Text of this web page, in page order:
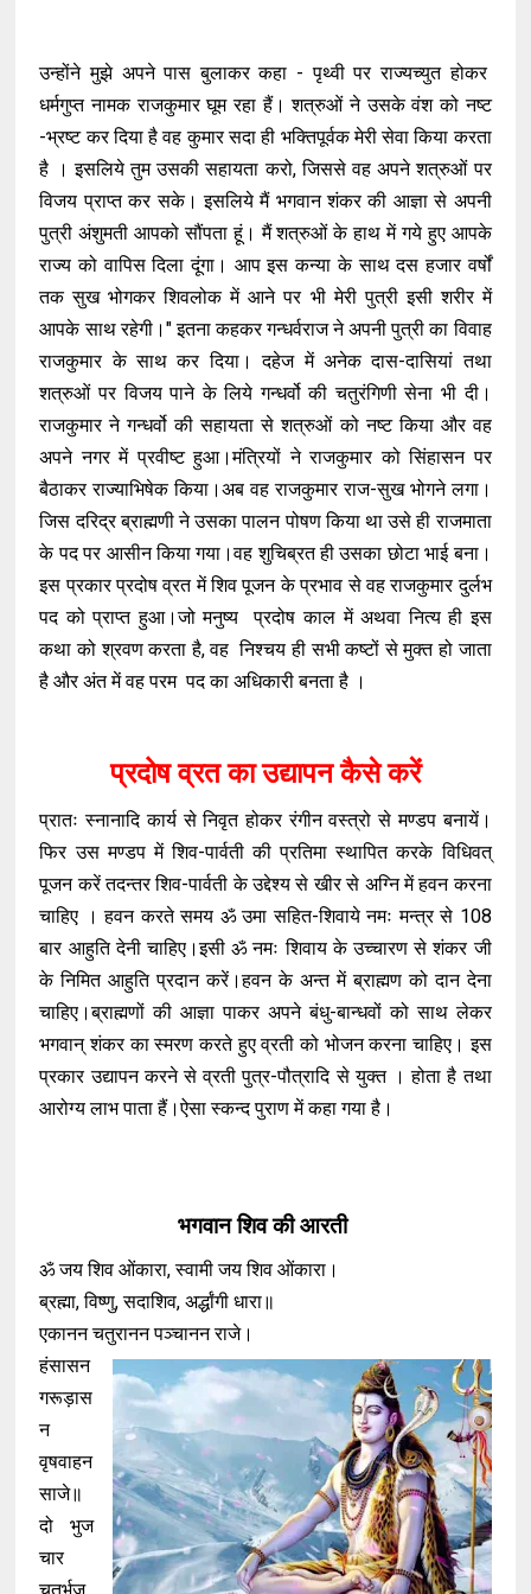
उन्होंने मुझे अपने पास बुलाकर कहा - पृथ्वी पर राज्यच्युत होकर
धर्मगुप्त नामक राजकुमार घूम रहा हैं। शत्रुओं ने उसके वंश को नष्ट
-भ्रष्ट कर दिया है वह कुमार सदा ही भक्तिपूर्वक मेरी सेवा किया करता
है । इसलिये तुम उसकी सहायता करो, जिससे वह अपने शत्रुओं पर
विजय प्राप्त कर सके। इसलिये मैं भगवान शंकर की आज्ञा से अपनी
पुत्री अंशुमती आपको सौंपता हूं। मैं शत्रुओं के हाथ में गये हुए आपके
राज्य को वापिस दिला दूंगा। आप इस कन्या के साथ दस हजार वर्षों
तक सुख भोगकर शिवलोक में आने पर भी मेरी पुत्री इसी शरीर में
आपके साथ रहेगी।" इतना कहकर गन्धर्वराज ने अपनी पुत्री का विवाह
राजकुमार के साथ कर दिया। दहेज में अनेक दास-दासियां तथा
शत्रुओं पर विजय पाने के लिये गन्धर्वो की चतुरंगिणी सेना भी दी।
राजकुमार ने गन्धर्वो की सहायता से शत्रुओं को नष्ट किया और वह
अपने नगर में प्रवीष्ट हुआ।मंत्रियों ने राजकुमार को सिंहासन पर
बैठाकर राज्याभिषेक किया।अब वह राजकुमार राज-सुख भोगने लगा।
जिस दरिद्र ब्राह्मणी ने उसका पालन पोषण किया था उसे ही राजमाता
के पद पर आसीन किया गया।वह शुचिब्रत ही उसका छोटा भाई बना।
इस प्रकार प्रदोष व्रत में शिव पूजन के प्रभाव से वह राजकुमार दुर्लभ
पद को प्राप्त हुआ।जो मनुष्य प्रदोष काल में अथवा नित्य ही इस
कथा को श्रवण करता है, वह निश्चय ही सभी कष्टों से मुक्त हो जाता
है और अंत में वह परम पद का अधिकारी बनता है ।
प्रदोष व्रत का उद्यापन कैसे करें
प्रातः स्नानादि कार्य से निवृत होकर रंगीन वस्त्रो से मण्डप बनायें।
फिर उस मण्डप में शिव-पार्वती की प्रतिमा स्थापित करके विधिवत्
पूजन करें तदन्तर शिव-पार्वती के उद्देश्य से खीर से अग्नि में हवन करना
चाहिए । हवन करते समय ॐ उमा सहित-शिवाये नमः मन्त्र से 108
बार आहुति देनी चाहिए।इसी ॐ नमः शिवाय के उच्चारण से शंकर जी
के निमित आहुति प्रदान करें।हवन के अन्त में ब्राह्मण को दान देना
चाहिए।ब्राह्मणों की आज्ञा पाकर अपने बंधु-बान्धवों को साथ लेकर
भगवान् शंकर का स्मरण करते हुए व्रती को भोजन करना चाहिए। इस
प्रकार उद्यापन करने से व्रती पुत्र-पौत्रादि से युक्त । होता है तथा
आरोग्य लाभ पाता हैं।ऐसा स्कन्द पुराण में कहा गया है।
भगवान शिव की आरती
ॐ जय शिव ओंकारा, स्वामी जय शिव ओंकारा।
ब्रह्मा, विष्णु, सदाशिव, अर्द्धांगी धारा॥
एकानन चतुरानन पञ्चानन राजे।
हंसासन
गरूड़ास
न
वृषवाहन
साजे॥
दो भुज
चार